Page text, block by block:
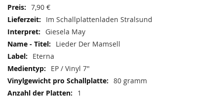
7,90 €
Im Schallplattenladen Stralsund
Giesela May
Lieder Der Mamsell
Eterna
EP / Vinyl 7"
80 gramm
1